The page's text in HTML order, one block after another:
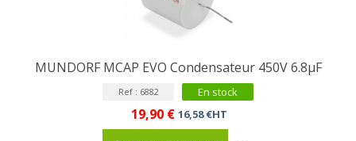
MUNDORF MCAP EVO Condensateur 450V 6.8µF
Ref : 6882 En stock
19,90 € 16,58 €HT